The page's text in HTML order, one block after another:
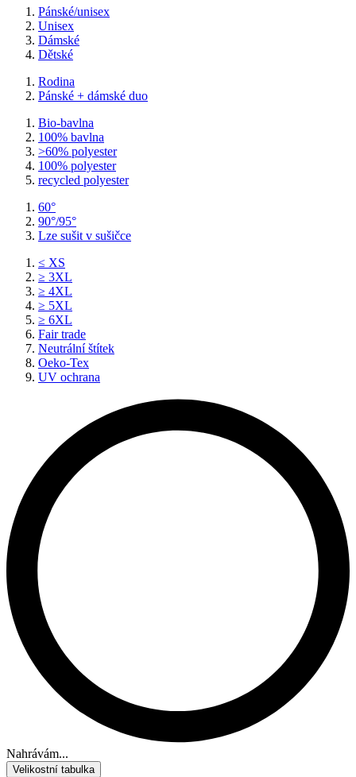
Pánské/unisex
Unisex
Dámské
Dětské
Rodina
Pánské + dámské duo
Bio-bavlna
100% bavlna
>60% polyester
100% polyester
recycled polyester
60°
90°/95°
Lze sušit v sušičce
≤ XS
≥ 3XL
≥ 4XL
≥ 5XL
≥ 6XL
Fair trade
Neutrální štítek
Oeko-Tex
UV ochrana
Nahrávám...
Velikostní tabulka